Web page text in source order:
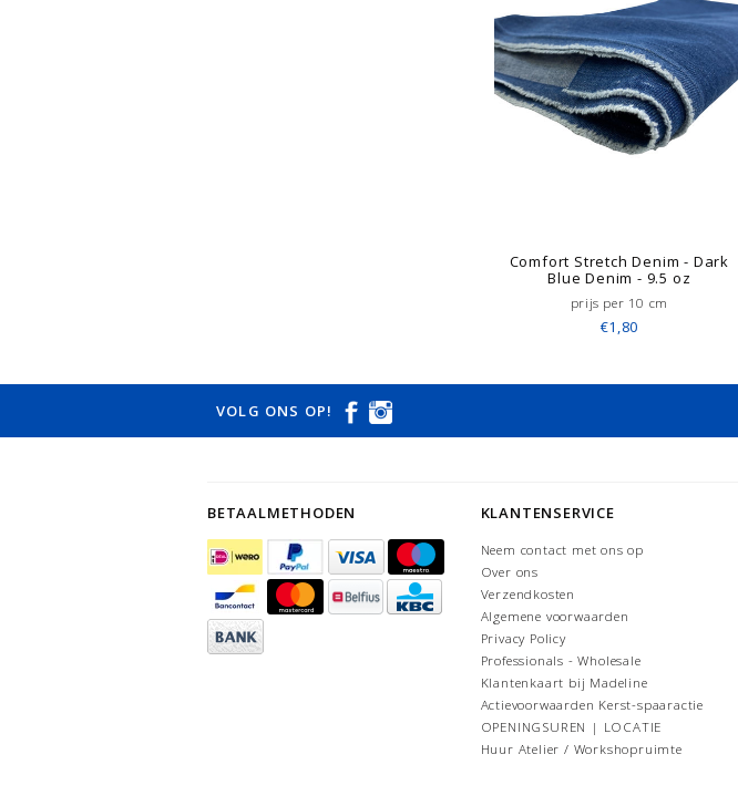
Comfort Stretch Denim - Dark
Blue Denim - 9.5 oz
prijs per 10 cm
€1,80
VOLG ONS OP!
BETAALMETHODEN KLANTENSERVICE
Neem contact met ons op
Over ons
Verzendkosten
Algemene voorwaarden
Privacy Policy
Professionals - Wholesale
Klantenkaart bij Madeline
Actievoorwaarden Kerst-spaaractie
OPENINGSUREN | LOCATIE
Huur Atelier / Workshopruimte